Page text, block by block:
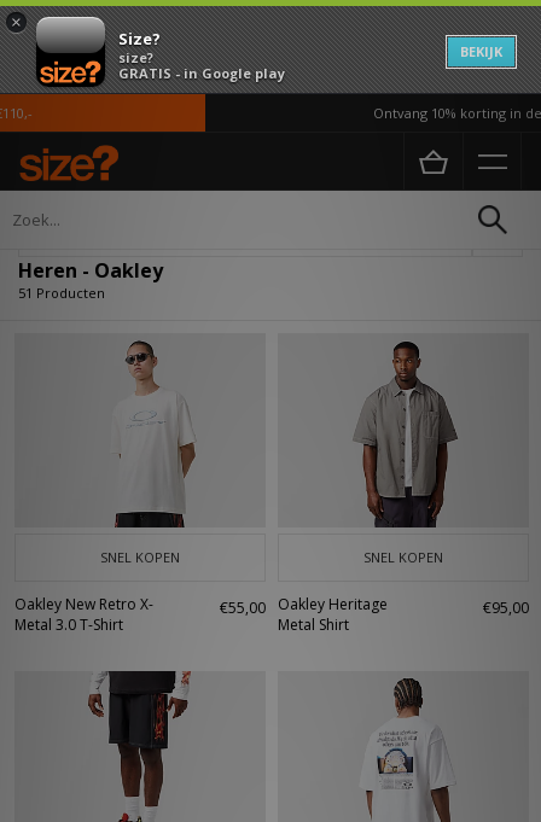
×
Size?
size?
GRATIS - in Google play
BEKIJK
Ontvang 10% korting in de APP*
Home Heren
Heren - Oakley
51 Producten
SNEL KOPEN
Oakley New Retro X-
Metal 3.0 T-Shirt
€55,00
SNEL KOPEN
Oakley Heritage
Metal Shirt
€95,00